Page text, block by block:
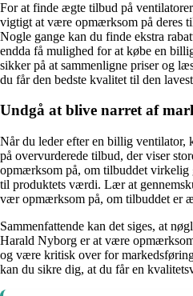
For at finde ægte tilbud på
vigtigt at være opmærksom på deres
Nogle gange kan du finde ekstra
endda få mulighed for at købe en
sikker på at sammenligne priser og
du får den bedste kvalitet til den
Undgå at blive narret af
Når du leder efter en billig ventilator,
på overvurderede tilbud, der viser
opmærksom på, om tilbuddet
til produktets værdi. Lær at
vær opmærksom på, om tilbuddet er
Sammenfattende kan det siges, at
Harald Nyborg er at være
og være kritisk over for
kan du sikre dig, at du får en